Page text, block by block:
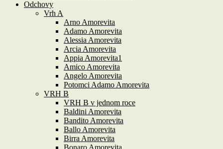
Odchovy
Vrh A
Arno Amorevita
Adamo Amorevita
Alessia Amorevita
Arcia Amorevita
Appia Amorevita1
Amico Amorevita
Angelo Amorevita
Potomci Adamo Amorevita
VRH B
VRH B v jednom roce
Baldini Amorevita
Bandito Amorevita
Ballo Amorevita
Birra Amorevita
Bonaro Amorevita